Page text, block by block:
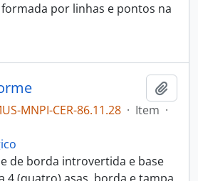
por linhas e pontos na
MNPI-CER-86.11.28 · Item ·
de borda introvertida e base